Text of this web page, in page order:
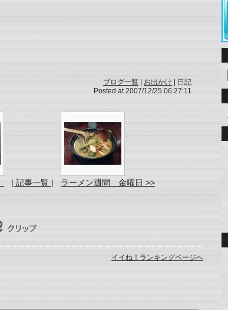
ブログ一覧 お出かけ | 日記
Posted at 2007/12/25 06:27:11
| 記事一覧 | ラーメン週間 金曜日 >>
イイね！ランキングページへ